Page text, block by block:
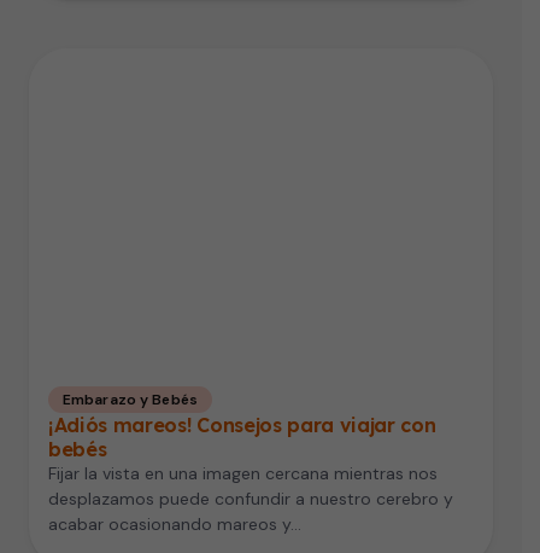
Embarazo y Bebés
¡Adiós mareos! Consejos para viajar con
bebés
Fijar la vista en una imagen cercana mientras nos
desplazamos puede confundir a nuestro cerebro y
acabar ocasionando mareos y…